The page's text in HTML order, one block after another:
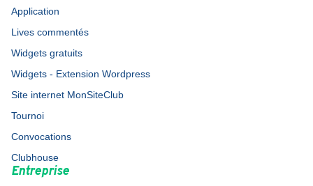
Application
Lives commentés
Widgets gratuits
Widgets - Extension Wordpress
Site internet MonSiteClub
Tournoi
Convocations
Clubhouse
Entreprise